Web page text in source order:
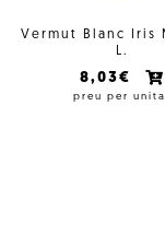
Vermut Blanc Iris
L.
8,03€
preu per